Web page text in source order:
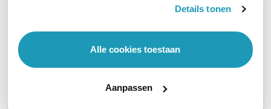
Details tonen
Alle cookies toestaan
Aanpassen
Bel ons